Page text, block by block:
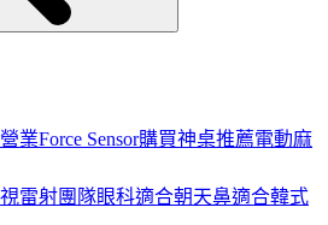
業Force Sensor購買神桌推薦電動麻
雷射團隊眼科適合朝天鼻適合韓式